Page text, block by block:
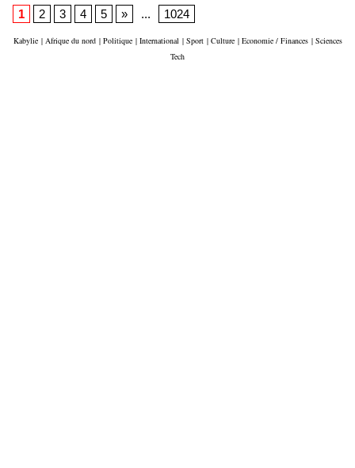
1 2 3 4 5 » ... 1024
Kabylie | Afrique du nord | Politique | International | Sport | Culture | Economie / Finances | Sciences
Tech